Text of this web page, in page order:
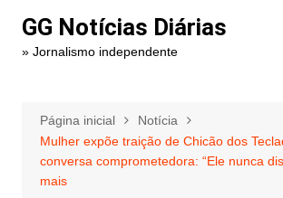
paraGG Notícias Diárias
» Jornalismo independente
Página inicial
Notícia
Mulher expõe traição de Chicão dos
conversa comprometedora: “Ele nunca
mais